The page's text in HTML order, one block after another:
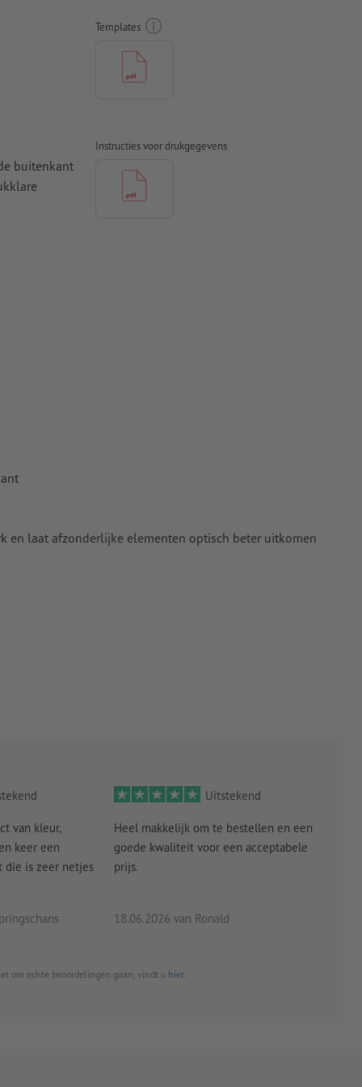
buitenkant
minste
Templates
Instructies voor drukgegevens
en laat afzonderlijke elementen optisch beter uitkomen
van kleur,
keer een
die is zeer netjes
Uitstekend
Heel makkelijk om te bestellen en een
goede kwaliteit voor een acceptabele
prijs.
18.06.2026 van Ronald
om echte beoordelingen gaan, vindt u hier.